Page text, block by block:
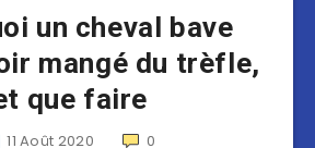
un cheval bave
mangé du trèfle,
que faire
11 Août 2020 0